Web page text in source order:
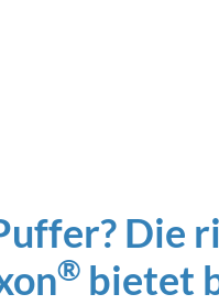
Die
® bietet